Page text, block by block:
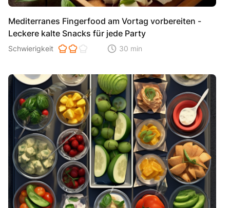
Mediterranes Fingerfood am Vortag vorbereiten -
Leckere kalte Snacks für jede Party
Schwierigkeit der Zubereitung. 1 ist einfach 2 ist mittel 3 ist
Schwierigkeit Zeitaufwand der der Zubereitung.
30 min